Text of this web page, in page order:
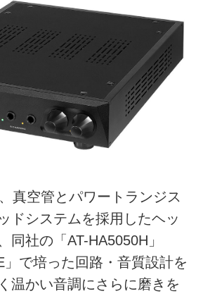
真空管とパワートランジス
ドシステムを採用したヘッ
同社の「AT-HA5050H」
」で培った回路・音質設計を
温かい音調にさらに磨きを